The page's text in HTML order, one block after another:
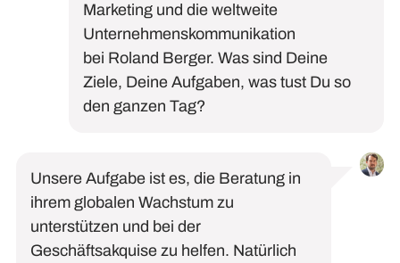
Marketing und die weltweite
Unternehmenskommunikation
bei Roland Berger.Was sind Deine
Ziele, Deine Aufgaben, was tust Du so
den ganzen Tag?
Unsere Aufgabe ist es, die Beratung in
ihrem globalen Wachstum zu
unterstützen und bei der
Geschäftsakquise zu helfen. Natürlich